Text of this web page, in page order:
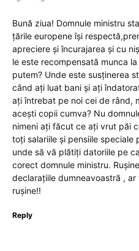
Bună ziua! Domnule ministru
țările europene își
apreciere și încurajarea și cu
le este recompensată munca
putem? Unde este susținerea
când ați luat bani și ați
ați întrebat pe noi cei de rând,
acești copii cumva? Nu
nimeni ați făcut ce ați vrut păi
toți salariile și pensiile
unde să vă plătiți datoriile pe
corect domnule ministru.
declarațiile dumneavoastră ,
rușine!!
Reply